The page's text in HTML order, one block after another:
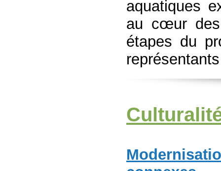
aquatiques
au cœur des
étapes du